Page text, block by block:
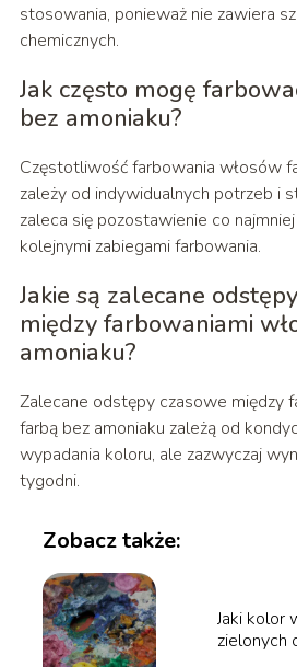
stosowania, ponieważ nie zawiera
chemicznych.
Jak często mogę
bez amoniaku?
Częstotliwość farbowania włosów
zależy od indywidualnych potrzeb i
zaleca się pozostawienie co
kolejnymi zabiegami farbowania.
Jakie są zalecane
między farbowaniami
amoniaku?
Zalecane odstępy czasowe między
farbą bez amoniaku zależą od
wypadania koloru, ale zazwyczaj
tygodni.
Zobacz także:
Jaki kolor
zielonych